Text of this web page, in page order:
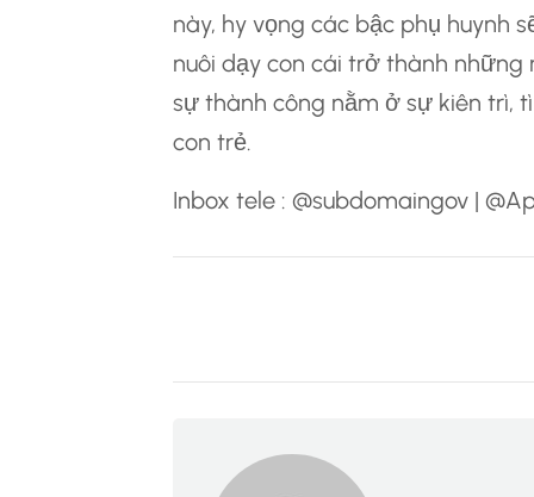
này, hy vọng các bậc phụ huynh
nuôi dạy con cái trở thành những
sự thành công nằm ở sự kiên trì,
con trẻ.
Inbox tele : @subdomaingov |